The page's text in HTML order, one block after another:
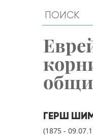
ГЕРШ
(1875 -